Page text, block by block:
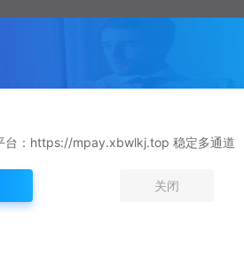
台：https://mpay.xbwlkj.top 稳定多通道
关闭